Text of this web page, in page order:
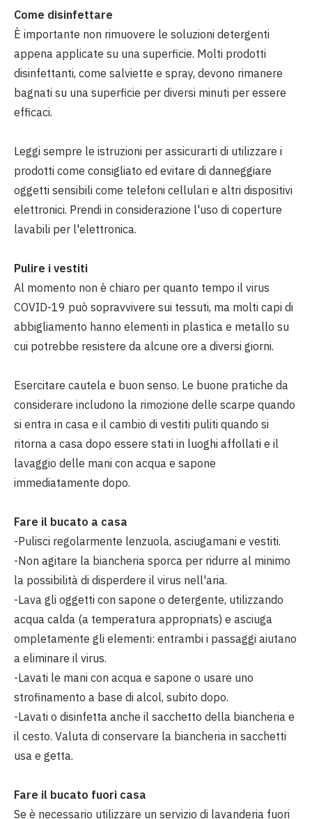
Come disinfettare
È importante non rimuovere le soluzioni detergenti
appena applicate su una superficie. Molti prodotti
disinfettanti, come salviette e spray, devono rimanere
bagnati su una superficie per diversi minuti per essere
efficaci.
Leggi sempre le istruzioni per assicurarti di utilizzare i
prodotti come consigliato ed evitare di danneggiare
oggetti sensibili come telefoni cellulari e altri dispositivi
elettronici. Prendi in considerazione l'uso di coperture
lavabili per l'elettronica.
Pulire i vestiti
Al momento non è chiaro per quanto tempo il virus
COVID-19 può sopravvivere sui tessuti, ma molti capi di
abbigliamento hanno elementi in plastica e metallo su
cui potrebbe resistere da alcune ore a diversi giorni.
Esercitare cautela e buon senso. Le buone pratiche da
considerare includono la rimozione delle scarpe quando
si entra in casa e il cambio di vestiti puliti quando si
ritorna a casa dopo essere stati in luoghi affollati e il
lavaggio delle mani con acqua e sapone
immediatamente dopo.
Fare il bucato a casa
-Pulisci regolarmente lenzuola, asciugamani e vestiti.
-Non agitare la biancheria sporca per ridurre al minimo
la possibilità di disperdere il virus nell'aria.
-Lava gli oggetti con sapone o detergente, utilizzando
acqua calda (a temperatura appropriats) e asciuga
ompletamente gli elementi: entrambi i passaggi aiutano
a eliminare il virus.
-Lavati le mani con acqua e sapone o usare uno
strofinamento a base di alcol, subito dopo.
-Lavati o disinfetta anche il sacchetto della biancheria e
il cesto. Valuta di conservare la biancheria in sacchetti
usa e getta.
Fare il bucato fuori casa
Se è necessario utilizzare un servizio di lavanderia fuori